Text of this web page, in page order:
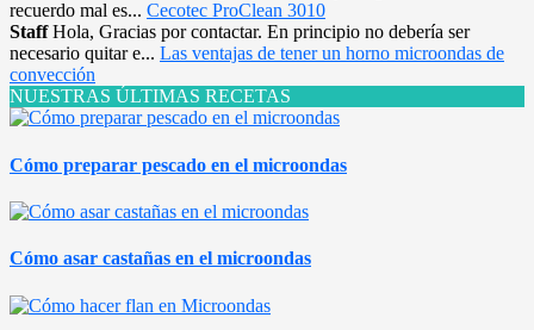
recuerdo mal es... Cecotec ProClean 3010
StaffHola, Gracias por contactar. En principio no debería ser
necesario quitar e... Las ventajas de tener un horno microondas de
convección
NUESTRAS ÚLTIMAS RECETAS
Cómo preparar pescado en el microondas
Cómo asar castañas en el microondas